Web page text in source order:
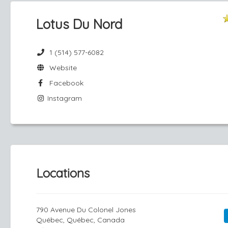
Lotus Du Nord
1 (514) 577-6082
Website
Facebook
Instagram
Locations
790 Avenue Du Colonel Jones
Québec, Québec, Canada